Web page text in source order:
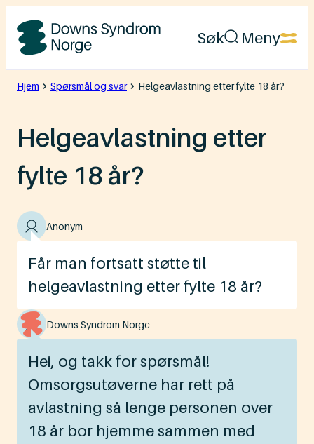
Hopp
Downs
Syndrom
Søk Meny
Hjem Spørsmål og svar Helgeavlastning etter fylte 18 år?
Helgeavlastning etter
fylte 18 år?
Får man fortsatt støtte til
helgeavlastning etter fylte 18 år?
Anonym
Hei, og takk for spørsmål!
Omsorgsutøverne har rett på
avlastning så lenge personen over
18 år bor hjemme sammen med
Downs Syndrom Norge